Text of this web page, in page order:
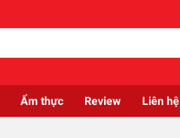
Ẩm thực Review Liên hệ